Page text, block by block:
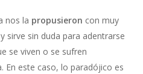
nos la propusieron con muy
sirve sin duda para adentrarse
se viven o se sufren
En este caso, lo paradójico es